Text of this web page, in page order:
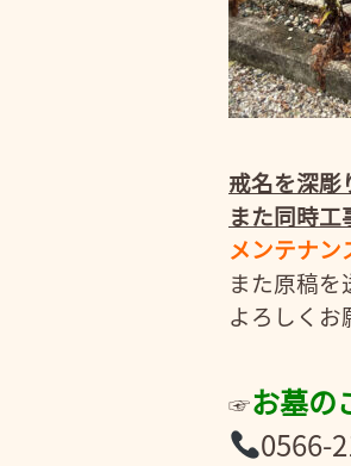
戒名を深彫
また同時工
メンテナン
また原稿を
よろしくお
☞お墓の
0566-